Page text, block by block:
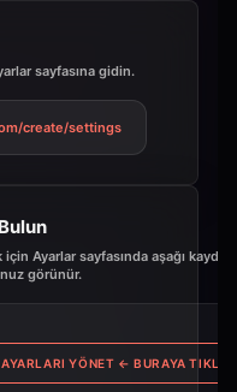
sayfasına gidin.
/create/settings
Ayarlar sayfasında aşağı
görünür.
AYARLARI YÖNET ←BURAYA